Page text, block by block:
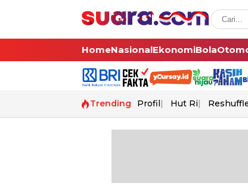
HomeNasionalEkonomiBola
Trending Profil Hut Ri